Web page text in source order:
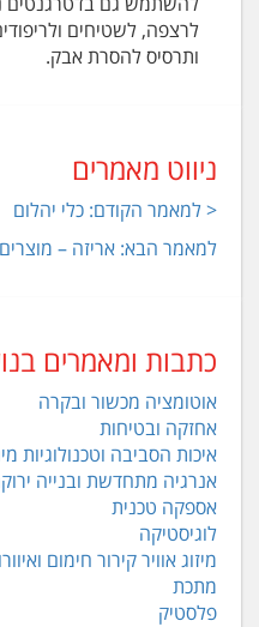
לרצפה, לשטיחים
ותרסיס להסרת אבק.
ניווט מאמרים
< למאמר הקודם: כלי יהלום
למאמר הבא: אריזה – מוצרים,
כתבות ומאמרים
אוטומציה מכשור ובקרה
אחזקה ובטיחות
איכות הסביבה וטכנולוגיות
אנרגיה מתחדשת ובנייה
אספקה טכנית
לוגיסטיקה
מיזוג אוויר קירור חימום
מתכת
פלסטיק